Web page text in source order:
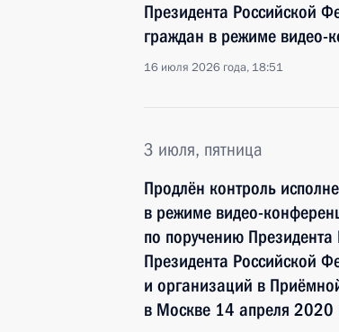
Президента Российской
граждан в режиме видео-
16 июля 2026 года, 18:51
3 июля, пятница
Продлён контроль
в режиме видео-
по поручению
Президента Российской
и организаций в
в Москве 14 апреля 2020